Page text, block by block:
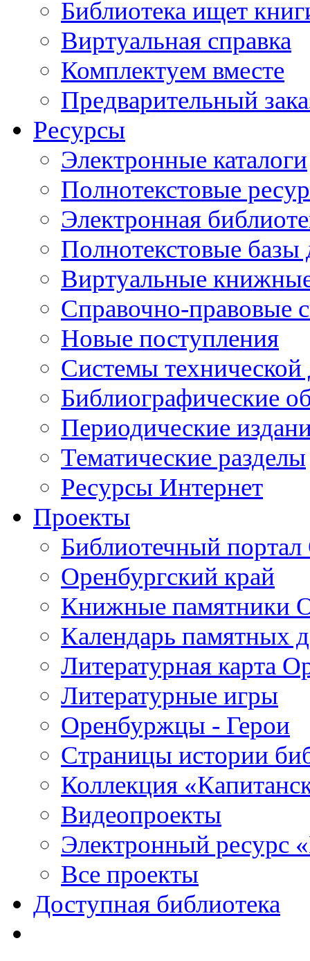
Библиотека ищет
Виртуальная справка
Комплектуем вместе
Предварительный
Ресурсы
Электронные каталоги
Полнотекстовые
Электронная
Полнотекстовые
Виртуальные
Справочно-правовые
Новые поступления
Cистемы
Библиографические
Периодические
Тематические разделы
Ресурсы Интернет
Проекты
Библиотечный портал
Оренбургский край
Книжные памятники
Календарь памятных
Литературная карта
Литературные игры
Оренбуржцы - Герои
Страницы истории
Коллекция
Видеопроекты
Электронный ресурс
Все проекты
Доступная библиотека